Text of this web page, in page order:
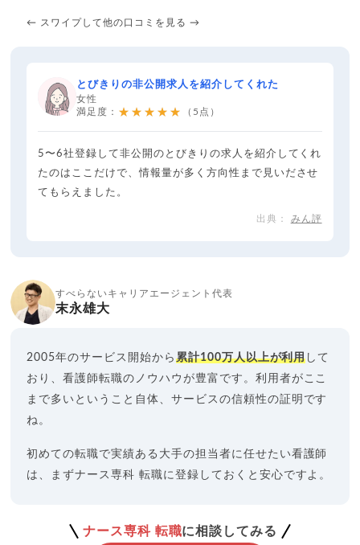
← スワイプして他の口コミを見る →
とびきりの非公開求人を紹介してくれた
女性
満足度： ★★★★★ （5点）
5〜6社登録して非公開のとびきりの求人を紹介してくれ
たのはここだけで、情報量が多く方向性まで見いださせ
てもらえました。
みん評
すべらないキャリアエージェント代表
末永雄大
2005年のサービス開始から 累計100万人以上が利用 して
おり、看護師転職のノウハウが豊富です。利用者がここ
まで多いということ自体、サービスの信頼性の証明です
ね。
初めての転職で実績ある大手の担当者に任せたい看護師
は、まずナース専科 転職に登録しておくと安心ですよ。
ナース専科 転職に相談してみる